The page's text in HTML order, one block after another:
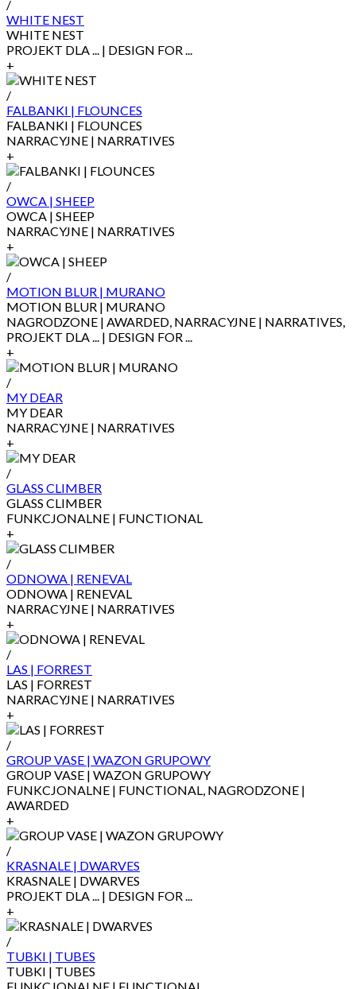
/
WHITE NEST
WHITE NEST
PROJEKT DLA ... | DESIGN FOR ...
+
/
FALBANKI | FLOUNCES
FALBANKI | FLOUNCES
NARRACYJNE | NARRATIVES
+
/
OWCA | SHEEP
OWCA | SHEEP
NARRACYJNE | NARRATIVES
+
/
MOTION BLUR | MURANO
MOTION BLUR | MURANO
NAGRODZONE | AWARDED, NARRACYJNE | NARRATIVES,
PROJEKT DLA ... | DESIGN FOR ...
+
/
MY DEAR
MY DEAR
NARRACYJNE | NARRATIVES
+
/
GLASS CLIMBER
GLASS CLIMBER
FUNKCJONALNE | FUNCTIONAL
+
/
ODNOWA | RENEVAL
ODNOWA | RENEVAL
NARRACYJNE | NARRATIVES
+
/
LAS | FORREST
LAS | FORREST
NARRACYJNE | NARRATIVES
+
/
GROUP VASE | WAZON GRUPOWY
GROUP VASE | WAZON GRUPOWY
FUNKCJONALNE | FUNCTIONAL, NAGRODZONE |
AWARDED
+
/
KRASNALE | DWARVES
KRASNALE | DWARVES
PROJEKT DLA ... | DESIGN FOR ...
+
/
TUBKI | TUBES
TUBKI | TUBES
FUNKCJONALNE | FUNCTIONAL